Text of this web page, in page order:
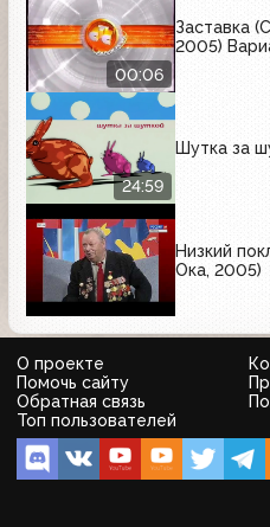
00:06
Заставка
2005)
24:59
Шутка за
Низкий
Ока, 2005)
О проекте
Помочь сайту
Обратная связь
Топ пользователей